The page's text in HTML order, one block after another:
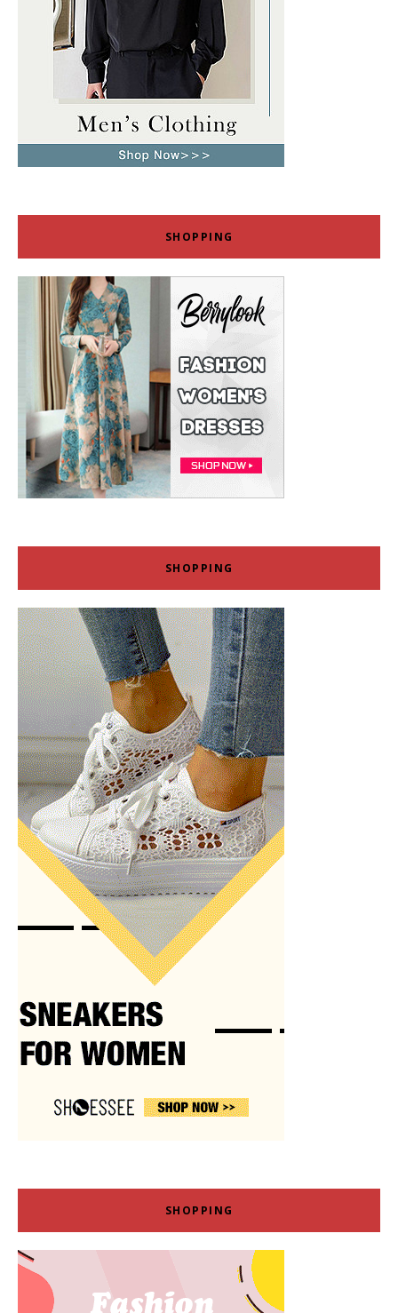
SHOPPING
SHOPPING
SHOPPING